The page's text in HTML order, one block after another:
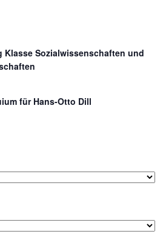
Klasse Sozialwissenschaften und
für Hans-Otto Dill